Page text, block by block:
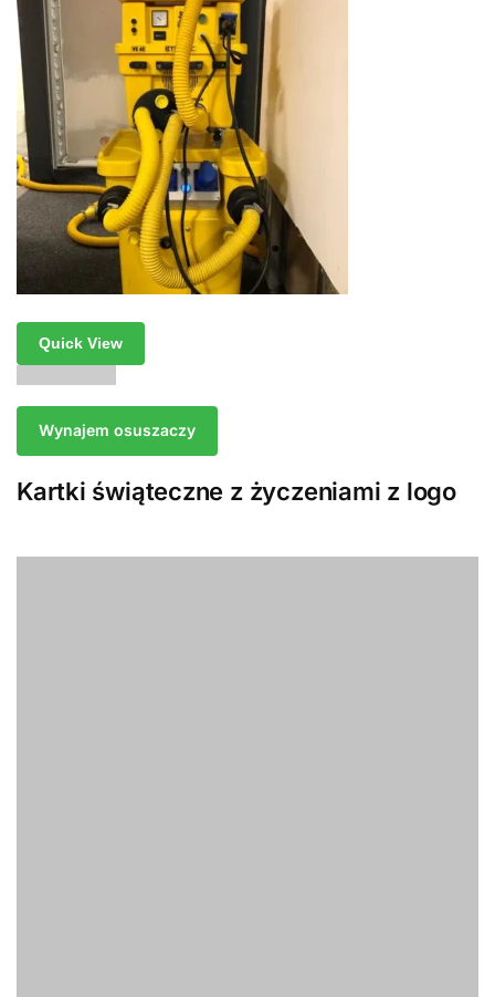
Quick View
Wynajem osuszaczy
Kartki świąteczne z życzeniami z logo